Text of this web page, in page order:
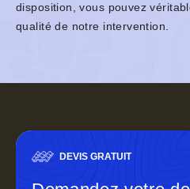
disposition, vous pouvez
qualité de notre intervention.
DEVIS GRATUIT